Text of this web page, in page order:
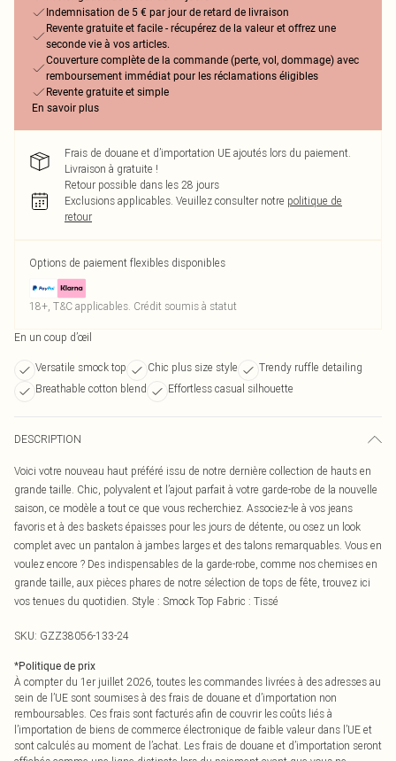
Indemnisation de 5 € par jour de retard de livraison
Revente gratuite et facile - récupérez de la valeur et offrez une
seconde vie à vos articles.
Couverture complète de la commande (perte, vol, dommage) avec
remboursement immédiat pour les réclamations éligibles
Revente gratuite et simple
En savoir plus
Frais de douane et d’importation UE ajoutés lors du paiement.
Livraison à gratuite !
Retour possible dans les 28 jours
Exclusions applicables. Veuillez consulter notre politique de
retour
Options de paiement flexibles disponibles
18+, T&C applicables. Crédit soumis à statut
En un coup d’œil
Versatile smock top Chic plus size style
Trendy ruffle detailing
Breathable cotton blend
Effortless casual silhouette
DESCRIPTION
Voici votre nouveau haut préféré issu de notre dernière collection de hauts en
grande taille. Chic, polyvalent et l’ajout parfait à votre garde-robe de la nouvelle
saison, ce modèle a tout ce que vous recherchiez. Associez-le à vos jeans
favoris et à des baskets épaisses pour les jours de détente, ou osez un look
complet avec un pantalon à jambes larges et des talons remarquables. Vous en
voulez encore ? Des indispensables de la garde-robe, comme nos chemises en
grande taille, aux pièces phares de notre sélection de tops de fête, trouvez ici
vos tenues du quotidien. Style : Smock Top Fabric : Tissé
SKU: GZZ38056-133-24
*Politique de prix
À compter du 1er juillet 2026, toutes les commandes livrées à des adresses au
sein de l’UE sont soumises à des frais de douane et d’importation non
remboursables. Ces frais sont facturés afin de couvrir les coûts liés à
l’importation de biens de commerce électronique de faible valeur dans l’UE et
sont calculés au moment de l’achat. Les frais de douane et d’importation seront